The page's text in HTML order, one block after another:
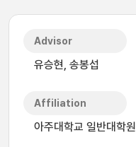
Advisor
유승현, 송봉섭
Affiliation
아주대학교 일반대학원